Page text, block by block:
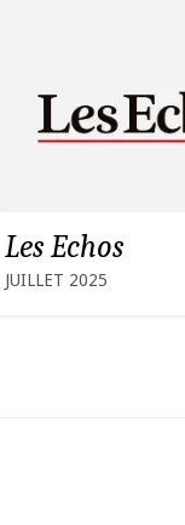
Les Echos
JUILLET 2025